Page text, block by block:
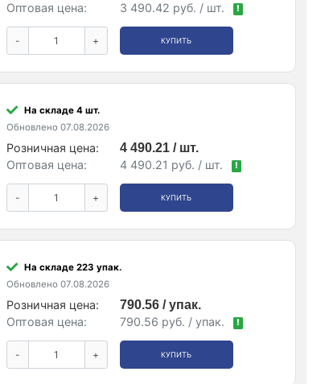
Оптовая цена:
3 490.42 руб. / шт. !
- + КУПИТЬ
На складе 4 шт.
Обновлено 07.08.2026
Розничная цена:
4 490.21 / шт.
Оптовая цена:
4 490.21 руб. / шт. !
- + КУПИТЬ
На складе 223 упак.
Обновлено 07.08.2026
Розничная цена:
790.56 / упак.
Оптовая цена:
790.56 руб. / упак. !
- + КУПИТЬ